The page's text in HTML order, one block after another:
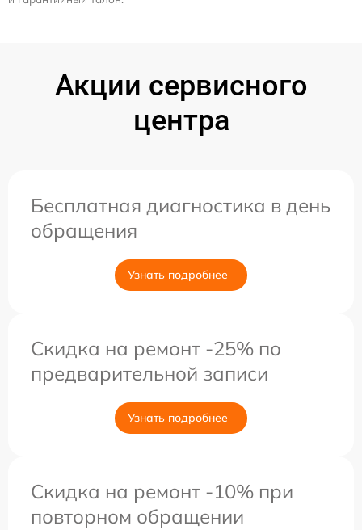
Акции сервисного
центра
Бесплатная диагностика в день
обращения
Узнать подробнее
Скидка на ремонт -25% по
предварительной записи
Узнать подробнее
Скидка на ремонт -10% при
повторном обращении